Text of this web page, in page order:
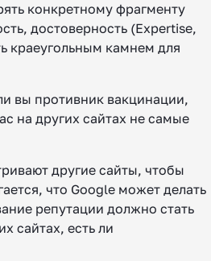
конкретному фрагменту
достоверность (Expertise,
краеугольным камнем для
вы противник вакцинации,
на других сайтах не самые
другие сайты, чтобы
что Google может делать
репутации должно стать
сайтах, есть ли